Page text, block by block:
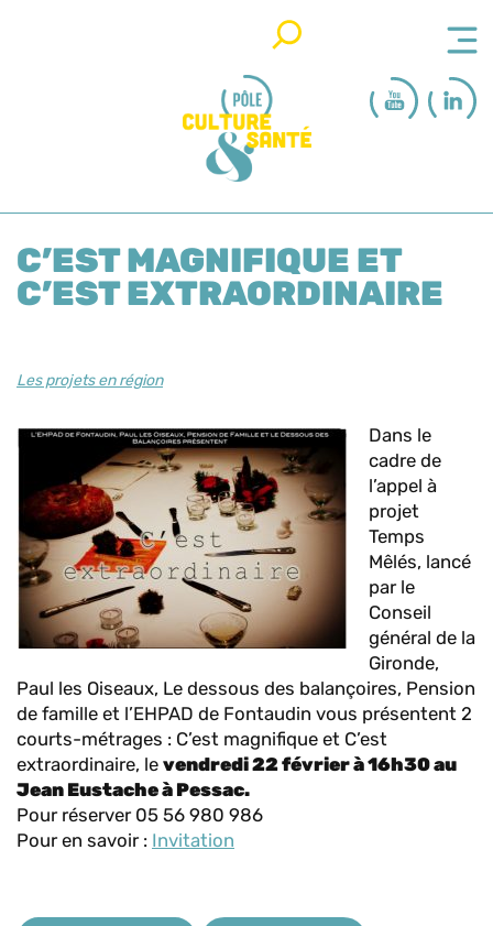
C’EST MAGNIFIQUE ET
C’EST EXTRAORDINAIRE
Les projets en région
Dans le
cadre de
l’appel à
projet
Temps
Mêlés, lancé
par le
Conseil
général de la
Gironde,
Paul les Oiseaux, Le dessous des balançoires, Pension
de famille et l’EHPAD de Fontaudin vous présentent 2
courts-métrages : C’est magnifique et C’est
extraordinaire, le vendredi 22 février à 16h30 au
Jean Eustache à Pessac.
Pour réserver 05 56 980 986
Pour en savoir : Invitation